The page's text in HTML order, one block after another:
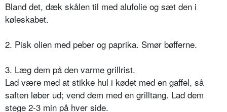
Bland det, dæk skålen til med alufolie og sæt den i
køleskabet.
2. Pisk olien med peber og paprika. Smør bøfferne.
3. Læg dem på den varme grillrist.
Lad være med at stikke hul i kødet med en gaffel, så
saften løber ud; vend dem med en grilltang. Lad dem
stege 2-3 min på hver side.